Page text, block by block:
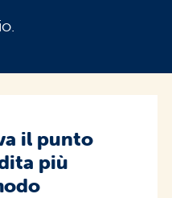
il punto
più